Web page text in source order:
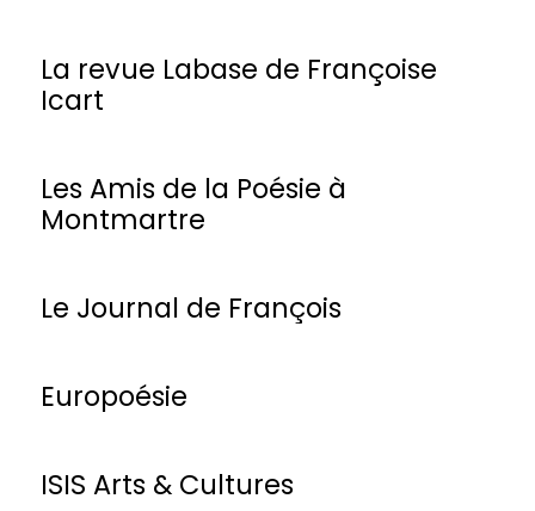
La revue Labase de Françoise
Icart
Les Amis de la Poésie à
Montmartre
Le Journal de François
Europoésie
ISIS Arts & Cultures